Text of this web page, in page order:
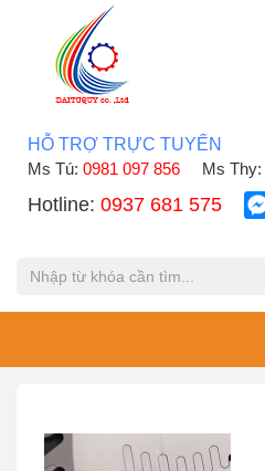
HỖ TRỢ TRỰC TUYẾN
Ms Tú: 0981 097 856 Ms Thy:
Hotline: 0937 681 575